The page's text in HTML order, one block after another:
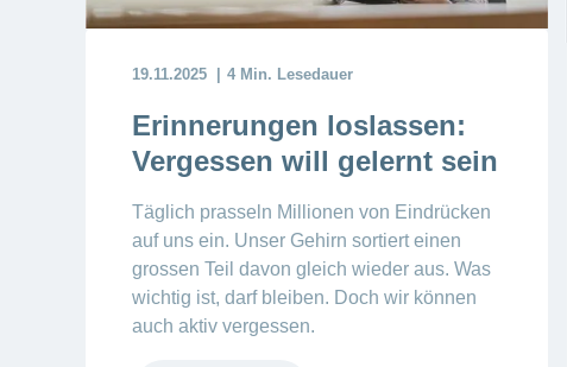
19.11.2025 4 Min. Lesedauer
Erinnerungen loslassen:
Vergessen will gelernt sein
Täglich prasseln Millionen von Eindrücken
auf uns ein. Unser Gehirn sortiert einen
grossen Teil davon gleich wieder aus. Was
wichtig ist, darf bleiben. Doch wir können
auch aktiv vergessen.